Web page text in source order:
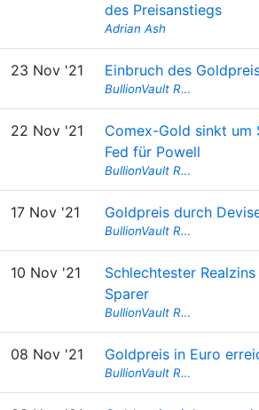
des Preisanstiegs
Adrian Ash
23 Nov '21 Einbruch des
BullionVault R…
22 Nov '21
Comex-Gold sinkt
Fed für Powell
BullionVault R…
17 Nov '21 Goldpreis durch
BullionVault R…
10 Nov '21
Schlechtester
Sparer
BullionVault R…
08 Nov '21 Goldpreis in Euro
BullionVault R…